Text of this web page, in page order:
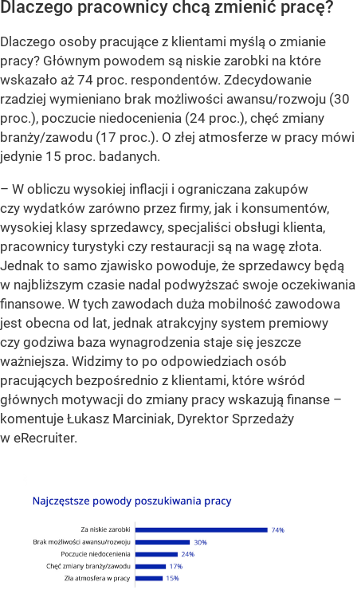
Dlaczego pracownicy chcą zmienić pracę?
Dlaczego osoby pracujące z klientami myślą o zmianie
pracy? Głównym powodem są niskie zarobki na które
wskazało aż 74 proc. respondentów. Zdecydowanie
rzadziej wymieniano brak możliwości awansu/rozwoju (30
proc.), poczucie niedocenienia (24 proc.), chęć zmiany
branży/zawodu (17 proc.). O złej atmosferze w pracy mówi
jedynie 15 proc. badanych.
– W obliczu wysokiej inflacji i ograniczana zakupów
czy wydatków zarówno przez firmy, jak i konsumentów,
wysokiej klasy sprzedawcy, specjaliści obsługi klienta,
pracownicy turystyki czy restauracji są na wagę złota.
Jednak to samo zjawisko powoduje, że sprzedawcy będą
w najbliższym czasie nadal podwyższać swoje oczekiwania
finansowe. W tych zawodach duża mobilność zawodowa
jest obecna od lat, jednak atrakcyjny system premiowy
czy godziwa baza wynagrodzenia staje się jeszcze
ważniejsza. Widzimy to po odpowiedziach osób
pracujących bezpośrednio z klientami, które wśród
głównych motywacji do zmiany pracy wskazują finanse –
komentuje Łukasz Marciniak, Dyrektor Sprzedaży
w eRecruiter.